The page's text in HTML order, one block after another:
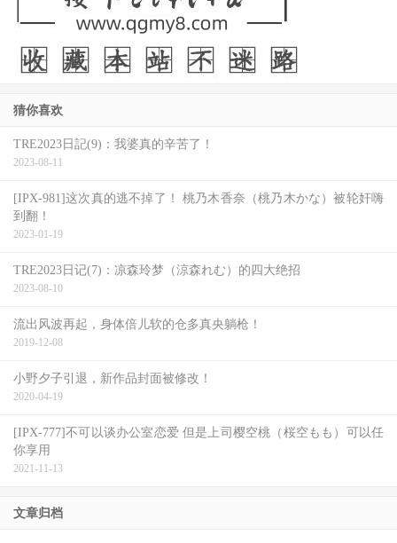
一路演绎到后来被利欲薰心的入魔，横跨 20 年，从谈吐、
造型、脸部肌肉变化都丝丝入扣，细节中带有穿透力与爆发
力，也让她拿下刚刚结束的第 74 届艾美奖迷你影集或电视
《毒疫》：真实往往比虚构更加令人难以置信！美国制药丑
闻事件一次了解
过去曾有不少小虾米对抗大鲸鱼的真实事件电影，例如茱莉
亚罗勃兹（Julia Roberts）的《永不妥协》（Erin
（Concussion），他们都是以小众之力对抗财团，由米高基
猜你喜欢
TRE2023日記(9)：我婆真的辛苦了！
2023-08-11
[IPX-981]这次真的逃不掉了！ 桃乃木香奈（桃乃木かな）被轮奸嗨
到翻！
2023-01-19
TRE2023日记(7)：凉森玲梦（涼森れむ）的四大绝招
2023-08-10
流出风波再起，身体倍儿软的仓多真央躺枪！
2019-12-08
小野夕子引退，新作品封面被修改！
2020-04-19
[IPX-777]不可以谈办公室恋爱 但是上司樱空桃（桜空もも）可以任
你享用
2021-11-13
文章归档